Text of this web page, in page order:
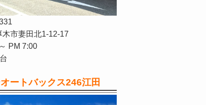
木市妻田北1-12-17
PM 7:00
ートバックス246江田